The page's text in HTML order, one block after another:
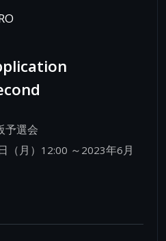
予選会
月）12:00 ～2023年6月